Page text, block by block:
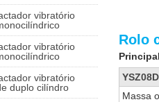
Rolo
Massa
vibratório
vibratório
vibratório
duplo cilíndro